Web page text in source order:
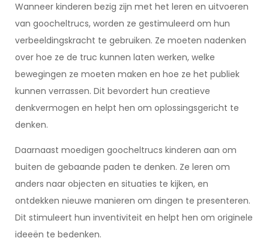
Wanneer kinderen bezig zijn met het leren en uitvoeren
van goocheltrucs, worden ze gestimuleerd om hun
verbeeldingskracht te gebruiken. Ze moeten nadenken
over hoe ze de truc kunnen laten werken, welke
bewegingen ze moeten maken en hoe ze het publiek
kunnen verrassen. Dit bevordert hun creatieve
denkvermogen en helpt hen om oplossingsgericht te
denken.
Daarnaast moedigen goocheltrucs kinderen aan om
buiten de gebaande paden te denken. Ze leren om
anders naar objecten en situaties te kijken, en
ontdekken nieuwe manieren om dingen te presenteren.
Dit stimuleert hun inventiviteit en helpt hen om originele
ideeën te bedenken.